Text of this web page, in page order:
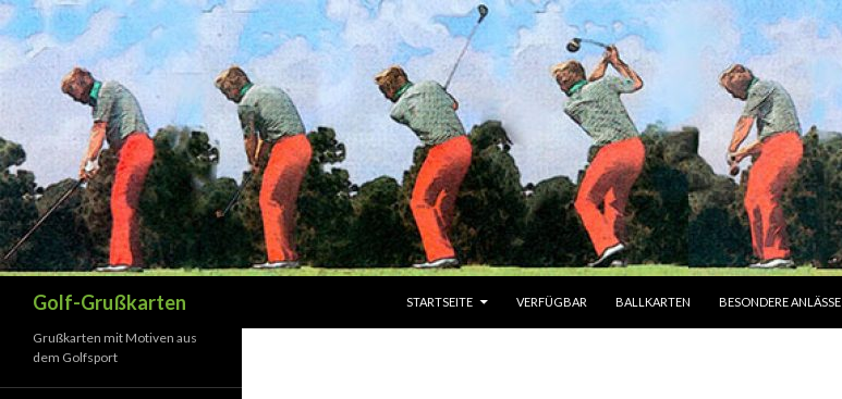
Golf-Grußkarten
STARTSEITE
VERFÜGBAR BALLKARTEN BESONDERE ANLÄSSE
Grußkarten mit Motiven aus
dem Golfsport